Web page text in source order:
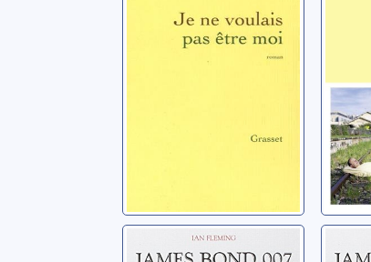
Arnaud, Claude
James Bond 007: